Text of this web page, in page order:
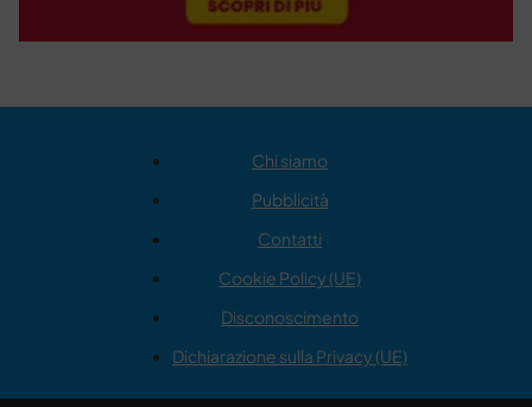
Chi siamo
Pubblicità
Contatti
Cookie Policy (UE)
Disconoscimento
Dichiarazione sulla Privacy (UE)